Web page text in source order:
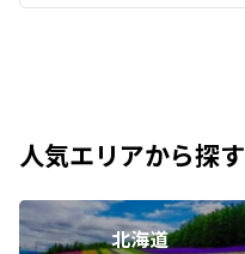
人気エリアから探す
北海道